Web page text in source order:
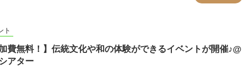
ト
加費無料！】伝統文化や和の体験ができるイベントが開催♪@
アター